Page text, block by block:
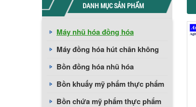
DANH MỤC SẢN PHẨM
Máy nhũ hóa đồng hóa
Máy đồng hóa hút chân không
Bồn đồng hóa nhũ hóa
Bồn khuấy mỹ phẩm thực phẩm
Bồn chứa mỹ phẩm thực phẩm